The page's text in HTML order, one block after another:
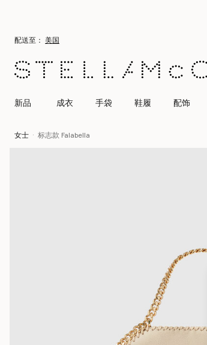
配送至： 美国
新品 成衣 手袋 鞋履 配饰
女士 标志款 Falabella